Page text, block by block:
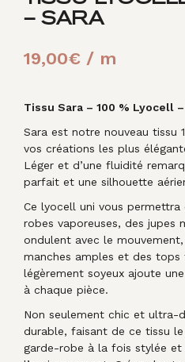
– SARA
19,00€ / m
Tissu Sara – 100 % Lyocell
Sara est notre nouveau tissu
vos créations les plus
Léger et d’une fluidité
parfait et une silhouette
Ce lyocell uni vous
robes vaporeuses, des jupes
ondulent avec le
manches amples et des tops
légèrement soyeux ajoute
à chaque pièce.
Non seulement chic et ultra-
durable, faisant de ce tissu
garde-robe à la fois stylée et